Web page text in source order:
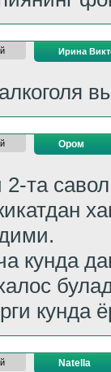
Ирина
Ором
та
кунда
кунда
Natella